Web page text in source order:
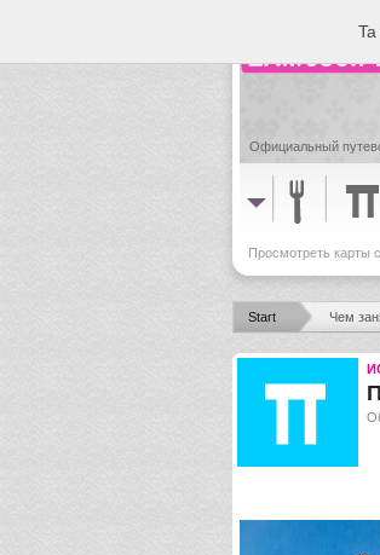
Официальный
Просмотреть карты
Start Чем